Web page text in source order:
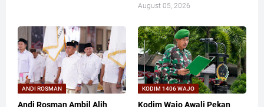
August 05, 2026
ANDI ROSMAN
Andi Rosman Ambil Alih
KODIM 1406 WAJO
Kodim Wajo Awali Pekan